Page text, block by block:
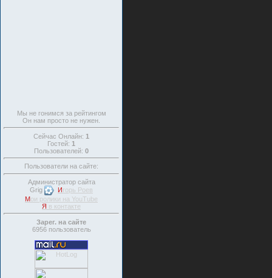
Мы не гонимся за рейтингом
Он нам просто не нужен.
Сейчас Онлайн: 1
Гостей: 1
Пользователей: 0
Пользователи на сайте:
Администратор сайта
Grig
Игорь Роев
Мои ролики на YouTube
Я в контакте
Зарег. на сайте
6956 пользователь